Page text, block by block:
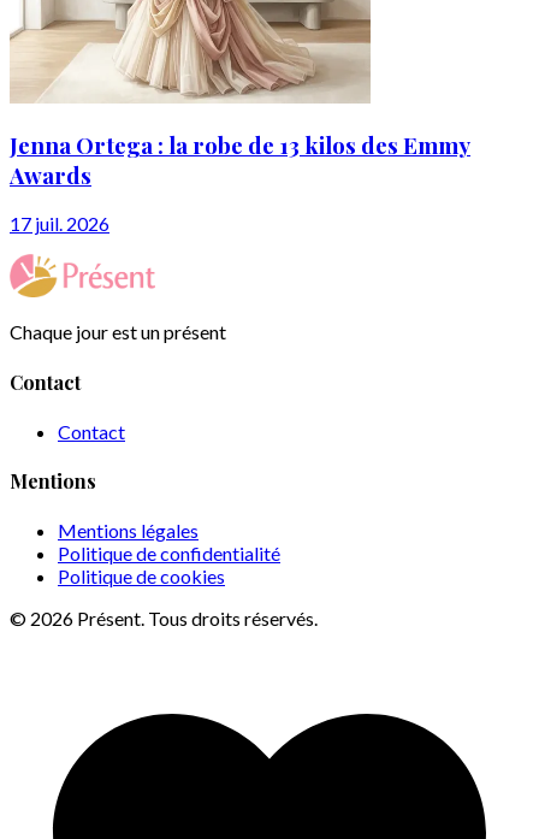
Jenna Ortega : la robe de 13 kilos des Emmy
Awards
17 juil. 2026
Chaque jour est un présent
Contact
Contact
Mentions
Mentions légales
Politique de confidentialité
Politique de cookies
© 2026 Présent. Tous droits réservés.